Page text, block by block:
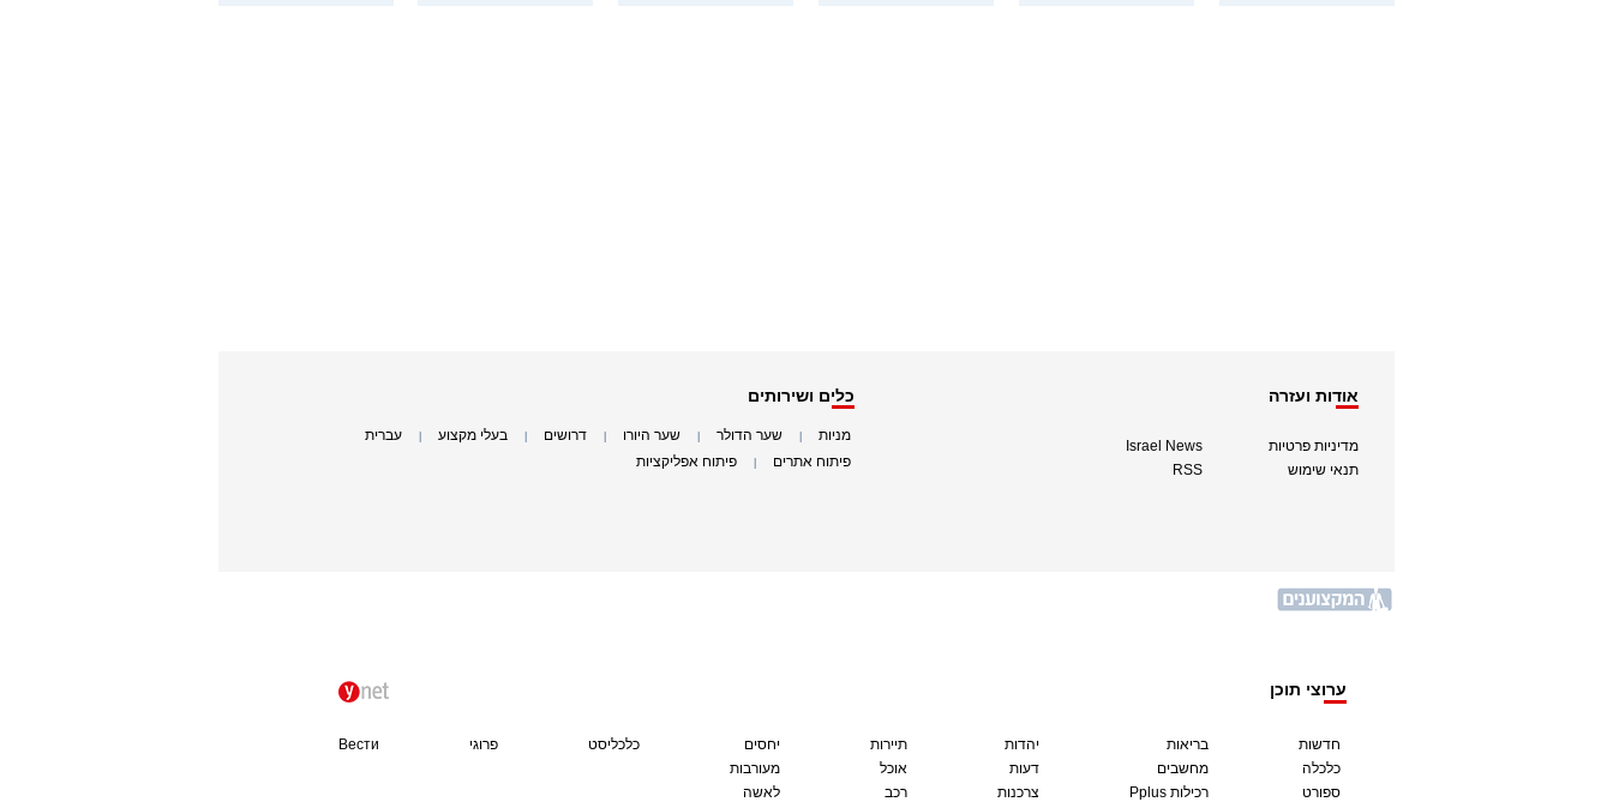
אודות ועזרה
מדיניות פרטיות
תנאי שימוש
Israel News
RSS
כלים ושירותים
מניות שער הדולר שער היורו דרושים בעלי מקצוע עברית
פיתוח אתרים פיתוח אפליקציות
ערוצי תוכן
חדשות
כלכלה
ספורט
בריאות
מחשבים
Pplus רכילות
יהדות
דעות
צרכנות
תיירות
אוכל
רכב
יחסים
מעורבות
לאשה
כלכליסט פרוגי Вести